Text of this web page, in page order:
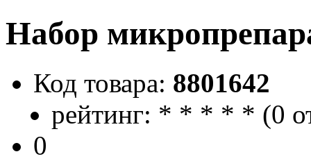
Набор
Код товара: 8801642
рейтинг: * * * * * (0
0